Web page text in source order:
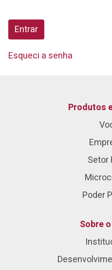
Entrar
Esqueci a senha
Produtos
Setor
Poder
Sobre